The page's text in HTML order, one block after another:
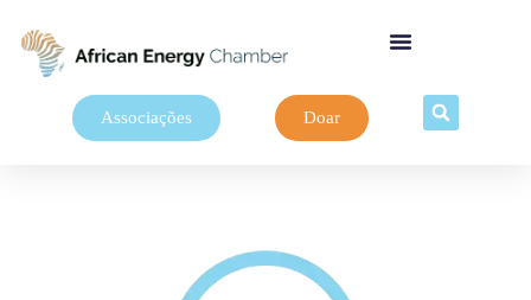
Associações Doar